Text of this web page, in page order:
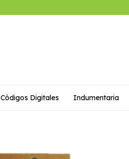
Códigos Digitales Indumentaria